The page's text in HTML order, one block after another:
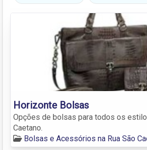
Horizonte Bolsas
Opções de bolsas para todos os
Caetano.
Bolsas e Acessórios na Rua São